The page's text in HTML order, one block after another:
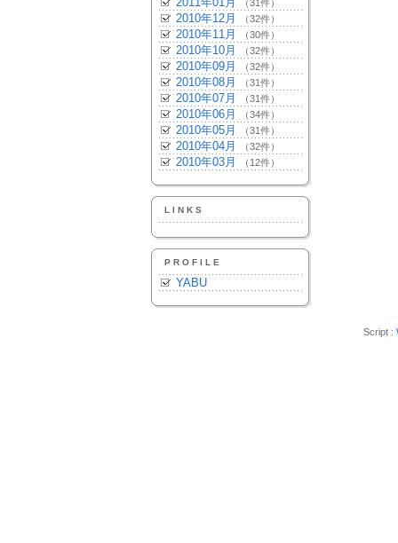
（31件）
2010年12月 （32件）
2010年11月 （30件）
2010年10月 （32件）
2010年09月 （32件）
2010年08月 （31件）
2010年07月 （31件）
2010年06月 （34件）
2010年05月 （31件）
2010年04月 （32件）
2010年03月 （12件）
LINKS
PROFILE
YABU
Script :